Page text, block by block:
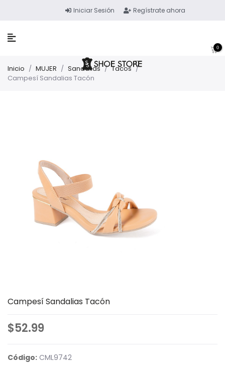
Iniciar Sesión Regístrate ahora
0
Inicio / MUJER / Sandalias / Tacos /
Campesí Sandalias Tacón
Campesí Sandalias Tacón
$52.99
Código: CML9742